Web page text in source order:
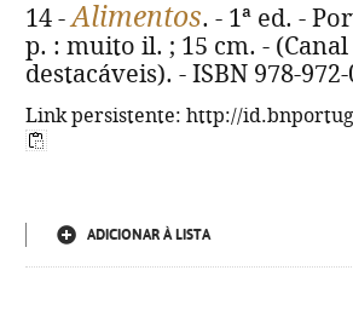
14 -Alimentos. - 1ª ed. -
p. : muito il. ; 15 cm. -
destacáveis). - ISBN 978-
Link persistente: http://
ADICIONAR À LISTA